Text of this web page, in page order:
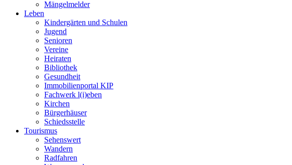
Mängelmelder
Leben
Kindergärten und Schulen
Jugend
Senioren
Vereine
Heiraten
Bibliothek
Gesundheit
Immobilienportal KIP
Fachwerk l(i)eben
Kirchen
Bürgerhäuser
Schiedsstelle
Tourismus
Sehenswert
Wandern
Radfahren